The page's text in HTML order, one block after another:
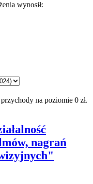
wynosił:
na poziomie 0 zł.
nagrań